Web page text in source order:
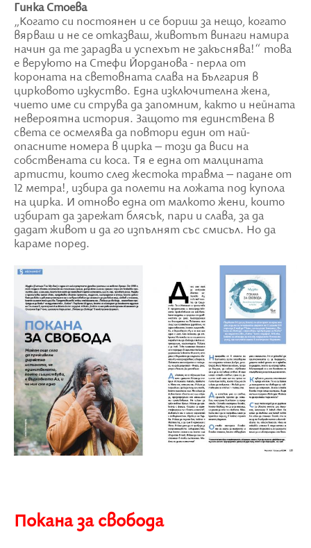
Гинка Стоева
„Когато си постоянен и се бориш за нещо, когато
вярваш и не се отказваш, животът винаги намира
начин да те зарадва и успехът не закъснява!“ това
е веруюто на Стефи Йорданова - перла от
короната на световната слава на България в
цирковото изкуство. Една изключителна жена,
чието име си струва да запомним, както и нейната
невероятна история. Защото тя единствена в
света се осмелява да повтори един от най-
опасните номера в цирка – този да виси на
собствената си коса. Тя е една от малцината
артисти, които след жестока травма – падане от
12 метра!, избира да полети на ложата под купола
на цирка. И отново една от малкото жени, които
избират да зарежат блясък, пари и слава, за да
дадат живот и да го изпълнят със смисъл. Но да
караме поред.
Покана за свобода